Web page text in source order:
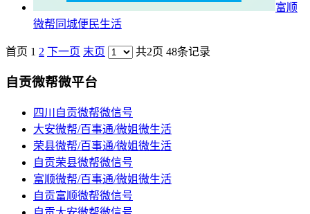
富顺
微帮同城便民生活
首页 1 2 下一页 末页 共2页 48条记录
自贡微帮微平台
四川自贡微帮微信号
大安微帮/百事通/微姐微生活
荣县微帮/百事通/微姐微生活
自贡荣县微帮微信号
富顺微帮/百事通/微姐微生活
自贡富顺微帮微信号